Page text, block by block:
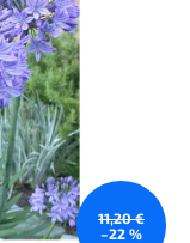
11,20 €
–22 %